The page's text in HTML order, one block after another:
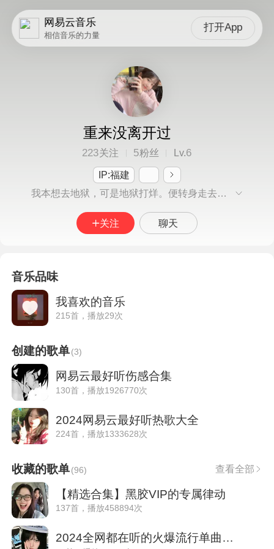
网易云音乐
相信音乐的力量
打开App
重来没离开过
223关注 5粉丝 Lv.6
IP:福建
我本想去地狱，可是地狱打烊。便转身走去天堂，但天堂也客满。于是我路过人间，正好你房间正通亮
关注 聊天
音乐品味
我喜欢的音乐
215首，播放29次
创建的歌单(3)
网易云最好听伤感合集
130首，播放1926770次
2024网易云最好听热歌大全
224首，播放1333628次
收藏的歌单(96) 查看全部
【精选合集】黑胶VIP的专属律动
137首，播放458894次
2024全网都在听的火爆流行单曲（持续更新）